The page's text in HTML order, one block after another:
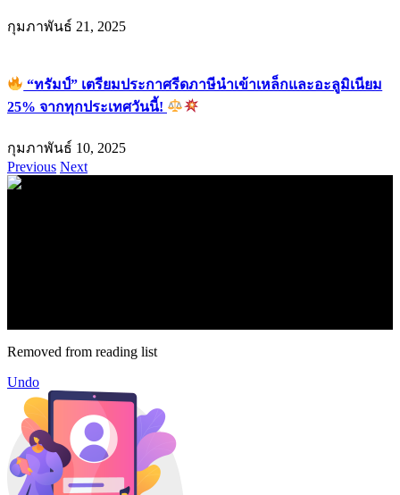
กุมภาพันธ์ 21, 2025
“ทรัมป์” เตรียมประกาศรีดภาษีนำเข้าเหล็กและอะลูมิเนียม
25% จากทุกประเทศวันนี้!
กุมภาพันธ์ 10, 2025
Previous Next
Removed from reading list
Undo